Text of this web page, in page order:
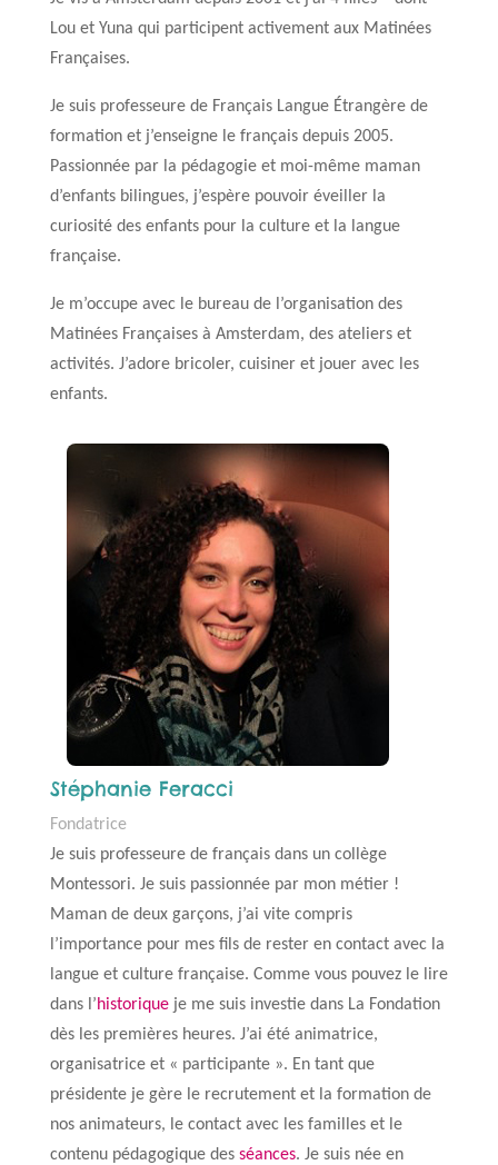
Lou et Yuna qui participent activement aux Matinées
Françaises.
Je suis professeure de Français Langue Étrangère de
formation et j’enseigne le français depuis 2005.
Passionnée par la pédagogie et moi-même maman
d’enfants bilingues, j’espère pouvoir éveiller la
curiosité des enfants pour la culture et la langue
française.
Je m’occupe avec le bureau de l’organisation des
Matinées Françaises à Amsterdam, des ateliers et
activités. J’adore bricoler, cuisiner et jouer avec les
enfants.
Stéphanie Feracci
Fondatrice
Je suis professeure de français dans un collège
Montessori. Je suis passionnée par mon métier !
Maman de deux garçons, j’ai vite compris
l’importance pour mes fils de rester en contact avec la
langue et culture française. Comme vous pouvez le lire
dans l’historiqueje me suis investie dans La Fondation
dès les premières heures. J’ai été animatrice,
organisatrice et « participante ». En tant que
présidente je gère le recrutement et la formation de
nos animateurs, le contact avec les familles et le
contenu pédagogique des séances. Je suis née en